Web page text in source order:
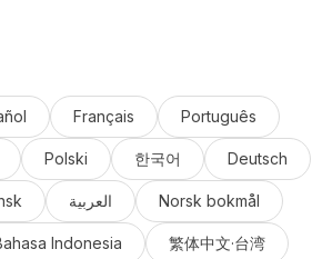
Français Português
Polski 한국어 Deutsch
العربية Norsk bokmål
Indonesia 繁体中文·台湾